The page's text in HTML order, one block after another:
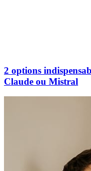
2 options
Claude ou Mistral